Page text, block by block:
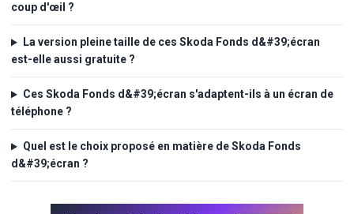
coup d'œil ?
La version pleine taille de ces Skoda Fonds d&#39;écran
est-elle aussi gratuite ?
Ces Skoda Fonds d&#39;écran s'adaptent-ils à un écran de
téléphone ?
Quel est le choix proposé en matière de Skoda Fonds
d&#39;écran ?